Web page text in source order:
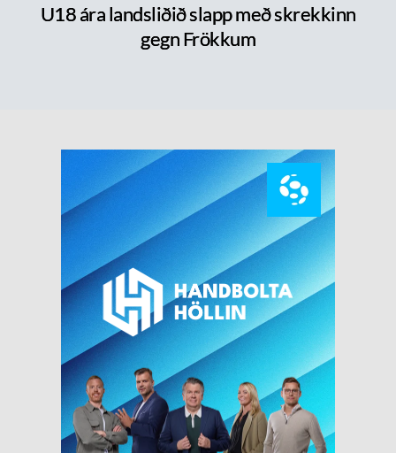
U18 ára landsliðið slapp með skrekkinn
gegn Frökkum